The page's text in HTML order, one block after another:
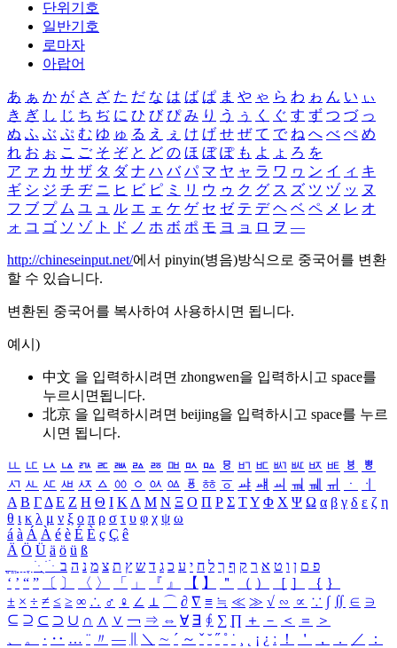
단위기호
일반기호
로마자
아랍어
あ ぁ か が さ ざ た だ な は ば ぱ ま や ゃ ら わ ゎ ん い ぃ
き ぎ し じ ち ぢ に ひ び ぴ み り う ぅ く ぐ す ず つ づ っ
ぬ ふ ぶ ぷ む ゆ ゅ る え ぇ け げ せ ぜ て で ね へ べ ぺ め
れ お ぉ こ ご そ ぞ と ど の ほ ぼ ぽ も よ ょ ろ を
ア ァ カ サ ザ タ ダ ナ ハ バ パ マ ヤ ャ ラ ワ ヮ ン イ ィ キ
ギ シ ジ チ ヂ ニ ヒ ビ ピ ミ リ ウ ゥ ク グ ス ズ ツ ヅ ッ ヌ
フ ブ プ ム ユ ュ ル エ ェ ケ ゲ セ ゼ テ デ ヘ ベ ペ メ レ オ
ォ コ ゴ ソ ゾ ト ド ノ ホ ボ ポ モ ヨ ョ ロ ヲ ―
http://chineseinput.net/에서 pinyin(병음)방식으로 중국어를 변환
할 수 있습니다.
변환된 중국어를 복사하여 사용하시면 됩니다.
예시)
中文 을 입력하시려면 zhongwen을 입력하시고 space를
누르시면됩니다.
北京 을 입력하시려면 beijing을 입력하시고 space를 누르
시면 됩니다.
ㅥ ㅦ ㅧ ㅨ ㅩ ㅪ ㅫ ㅬ ㅭ ㅮ ㅯ ㅰ ㅱ ㅲ ㅳ ㅴ ㅵ ㅶ ㅷ ㅸ
ㅹ
ㅺ ㅻ ㅼ ㅽ ㅾ ㅿ ㆀ ㆁ ㆂ ㆃ ㆄ ㆅ ㆆ ㆇ ㆈ ㆉ ㆊ ㆋ ㆌ ㆍ
ㆎ
Α Β ΓΔ Ε Ζ Η Θ Ι ΚΛ Μ Ν Ξ Ο Π Ρ Σ ΤΥ Φ Χ Ψ Ω α β γ δ ε ζ η
θ ι κ λ μ ν ξ ο π ρ σ τ υ φ χ ψ ω
á à Á À é è É È ç Ç ê
Ä Ö Ü ä ö ü ß
ִֶֹ ֻּ ׁׂ פ ם ן ו ט א ר ק ף ך ל ח י ע כ ג ד ש ץ ת צ מ נ ה ב
‘ ’ “ ” 〔 〕 〈 〉 「 」 『 』 【 】 ＂ （ ） ［ ］ ｛ ｝
± × ÷ ≠ ≤ ≥ ∞ ∴ ♂ ♀ ∠ ⊥ ⌒ ∂ ∇ ≡ ≒ ≪ ≫ √ ∽ ∝ ∵ ∫ ∬ ∈ ∋
⊆ ⊇ ⊂ ⊃ ∪ ∩ ∧ ∨ ￢ ⇒ ⇔ ∀ ∃ ∮ ∑ ∏ ＋ － ＜ ＝
＞
、
。 · ‥ … ¨ 〃 ― ＼ ∼ ´ ～ ˇ ˘ ˝ ˚ ˙ ¸ ¡ ¿ ː ！ ＇ ， ． ／
：